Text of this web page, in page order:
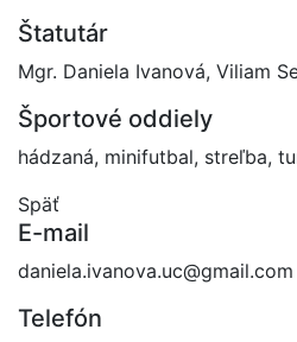
Štatutár
Mgr. Daniela Ivanová, Viliam
Športové oddiely
hádzaná, minifutbal, streľba,
Späť
E-mail
daniela.ivanova.uc@gmail.com
Telefón